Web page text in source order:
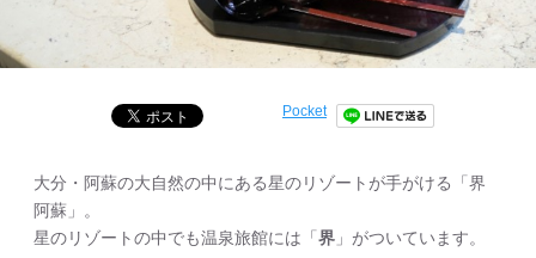
Pocket
大分・阿蘇の大自然の中にある星のリゾートが手がける「界
阿蘇」。
星のリゾートの中でも温泉旅館には「 界 」がついています。